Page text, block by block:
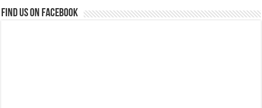
Find us on Facebook